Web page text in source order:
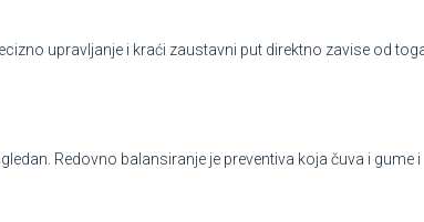
upravljanje i kraći zaustavni put direktno zavise od
Redovno balansiranje je preventiva koja čuva i gume i